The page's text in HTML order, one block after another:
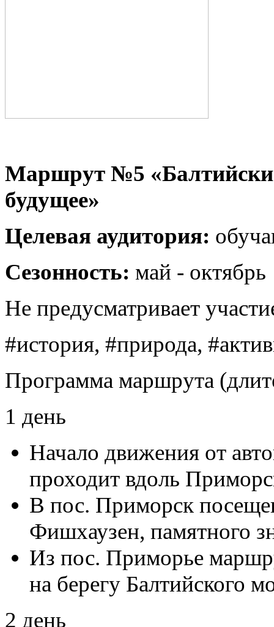
Маршрут №5
будущее»
Целевая аудитория:
Сезонность: май - октябрь
Не предусматривает
#история, #природа,
Программа маршрута
1 день
Начало движения от
проходит вдоль
В пос. Приморск
Фишхаузен, памятного
Из пос. Приморье
на берегу Балтийского
2 день